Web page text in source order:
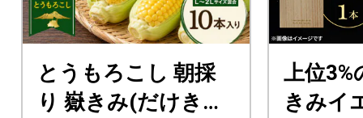
とうもろこし 朝採
り 嶽きみ(だけきみ)
上位3%
きみイ